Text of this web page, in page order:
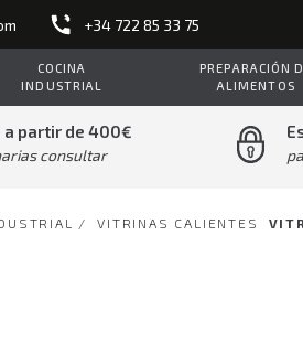
+34 722 85 33 75
COCINA
INDUSTRIAL
PREPARACIÓN
ALIMENTOS
partir de 400€
consultar
/ VITRINAS CALIENTES